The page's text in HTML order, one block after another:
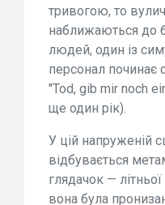
тривогою, то
наближаються до
людей, один із
персонал починає
"Tod, gib mir noch
ще один рік).
У цій напруженій
відбувається
глядачок —
вона була